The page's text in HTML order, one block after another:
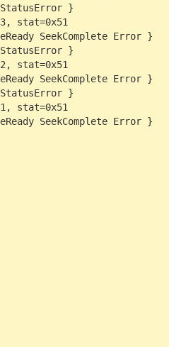
}
stat=0x51
SeekComplete Error }
}
stat=0x51
SeekComplete Error }
}
stat=0x51
SeekComplete Error }